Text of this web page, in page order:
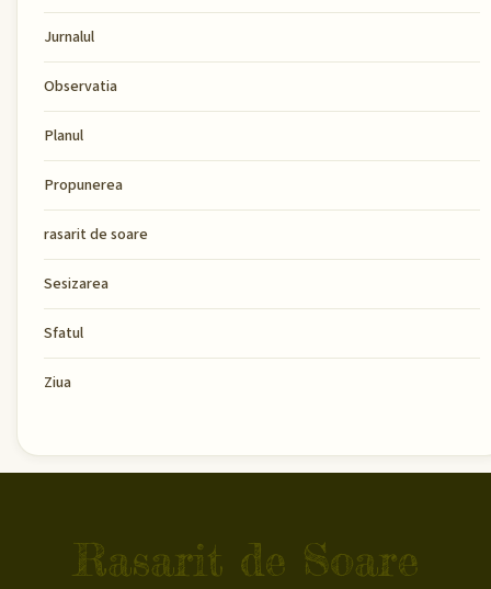
Jurnalul
Observatia
Planul
Propunerea
rasarit de soare
Sesizarea
Sfatul
Ziua
Rasarit de Soare